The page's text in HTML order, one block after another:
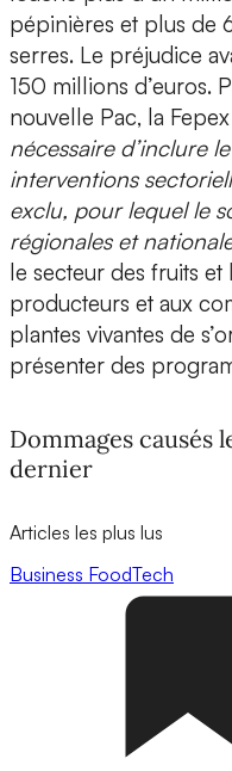
pépinières et plus de
serres. Le préjudice
150 millions d’euros.
nouvelle Pac, la
nécessaire d’inclure
interventions
exclu, pour lequel le
régionales et
le secteur des fruits
producteurs et aux
plantes vivantes de
présenter des
Dommages causés
dernier
Articles les plus lus
Business FoodTech